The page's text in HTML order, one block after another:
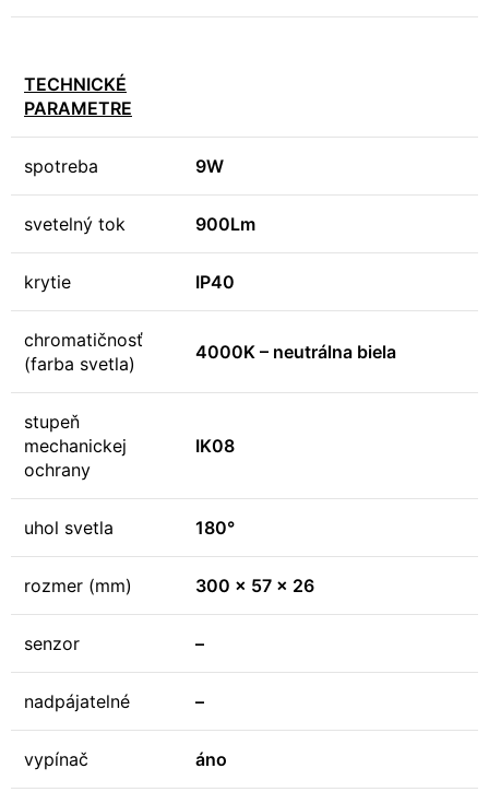
TECHNICKÉ
PARAMETRE
spotreba 9W
svetelný tok 900Lm
krytie IP40
chromatičnosť
(farba svetla)
4000K – neutrálna biela
stupeň
mechanickej
ochrany
IK08
uhol svetla 180°
rozmer (mm) 300 x 57 x 26
senzor –
nadpájatelné –
vypínač áno